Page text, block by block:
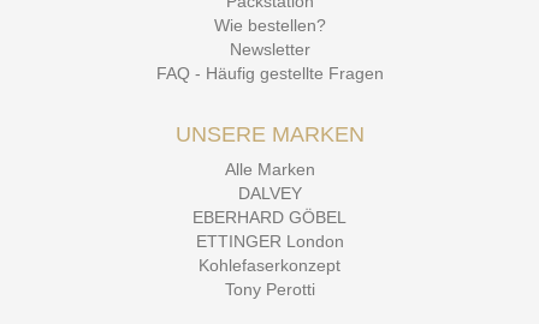
Wie bestellen?
Newsletter
FAQ - Häufig gestellte Fragen
UNSERE MARKEN
Alle Marken
DALVEY
EBERHARD GÖBEL
ETTINGER London
Kohlefaserkonzept
Tony Perotti